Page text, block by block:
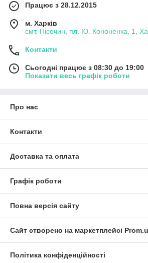
Працює з 28.12.2015
м. Харків
смт. Пісочин, пл. Ю. Кононенка, 1,
Контакти
Сьогодні працює з 08:30 до 19:00
Показати весь графік роботи
Про нас
Контакти
Доставка та оплата
Графік роботи
Повна версія сайту
Сайт створено на маркетплейсі
Політика конфіденційності